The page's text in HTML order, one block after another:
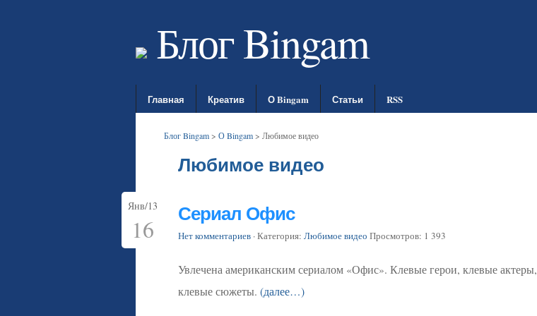
Блог Bingam
Главная Креатив О Bingam Статьи RSS
Блог Bingam> О Bingam> Любимое видео
Любимое видео
Янв/13
16
Сериал Офис
Нет комментариев · Категория: Любимое видео Просмотров: 1 393
Увлечена американским сериалом «Офис». Клевые герои, клевые актеры,
клевые сюжеты. (далее…)